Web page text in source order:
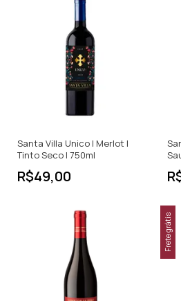
Santa Villa Unico | Merlot |
Tinto Seco | 750ml
R$49,00
Frete grátis